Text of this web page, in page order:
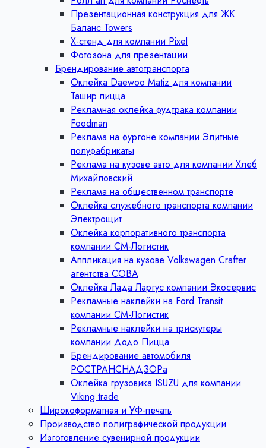
Презентационная конструкция для ЖК
Баланс Towers
Х-стенд для компании Pixel
Фотозона для презентации
Брендирование автотранспорта
Оклейка Daewoo Matiz для компании
Ташир пицца
Рекламная оклейка фудтрака компании
Foodman
Реклама на фургоне компании Элитные
полуфабрикаты
Реклама на кузове авто для компании Хлеб
Михайловский
Реклама на общественном транспорте
Оклейка служебного транспорта компании
Электрощит
Оклейка корпоративного транспорта
компании СМ-Логистик
Аппликация на кузове Volkswagen Crafter
агентства СОВА
Оклейка Лада Ларгус компании Экосервис
Рекламные наклейки на Ford Transit
компании СМ-Логистик
Рекламные наклейки на трискутеры
компании Додо Пицца
Брендирование автомобиля
РОСТРАНСНАДЗОРа
Оклейка грузовика ISUZU для компании
Viking trade
Широкоформатная и УФ-печать
Производство полиграфической продукции
Изготовление сувенирной продукции